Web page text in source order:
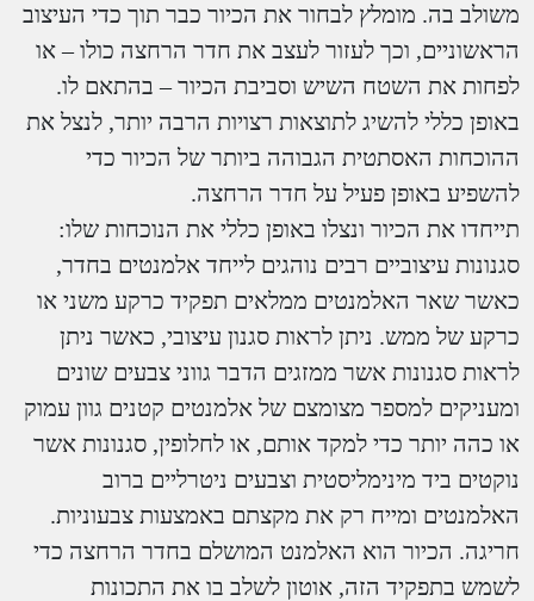
משולב בה. מומלץ לבחור את הכיור כבר תוך כדי העיצוב
הראשוניים, וכך לעזור לעצב את חדר הרחצה כולו – או
לפחות את השטח השיש וסביבת הכיור – בהתאם לו.
באופן כללי להשיג לתוצאות רצויות הרבה יותר, לנצל את
ההוכחות האסתטית הגבוהה ביותר של הכיור כדי
להשפיע באופן פעיל על חדר הרחצה.
תייחדו את הכיור ונצלו באופן כללי את הנוכחות שלו:
סגנונות עיצוביים רבים נוהגים לייחד אלמנטים בחדר,
כאשר שאר האלמנטים ממלאים תפקיד כרקע משני או
כרקע של ממש. ניתן לראות סגנון עיצובי, כאשר ניתן
לראות סגנונות אשר ממזגים הדבר גווני צבעים שונים
ומעניקים למספר מצומצם של אלמנטים קטנים גוון עמוק
או כהה יותר כדי למקד אותם, או לחלופין, סגנונות אשר
נוקטים ביד מינימליסטית וצבעים ניטרליים ברוב
האלמנטים ומייח רק את מקצתם באמצעות צבעוניות.
חריגה. הכיור הוא האלמנט המושלם בחדר הרחצה כדי
לשמש בתפקיד הזה, אוטון לשלב בו את התכונות